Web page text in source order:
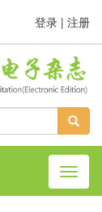
登录 | 注册
导航